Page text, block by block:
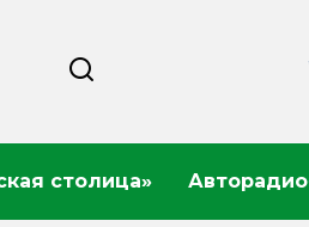
столица»